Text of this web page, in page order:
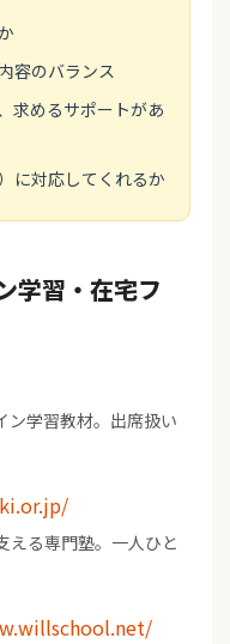
容のバランス
求めるサポートがあ
に対応してくれるか
学習・在宅フ
ン学習教材。出席扱い
える専門塾。一人ひと